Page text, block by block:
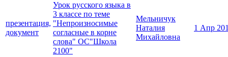
презентация,
документ
Урок русского языка в
3 классе по теме
"Непроизносимые
согласные в корне
слова" ОС"Школа
2100"
Мельничук
Наталия
Михайловна
1 Апр